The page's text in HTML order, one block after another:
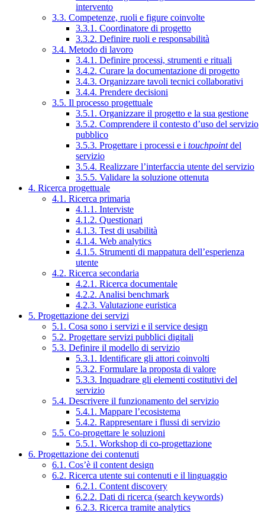
intervento
3.3. Competenze, ruoli e figure coinvolte
3.3.1. Coordinatore di progetto
3.3.2. Definire ruoli e responsabilità
3.4. Metodo di lavoro
3.4.1. Definire processi, strumenti e rituali
3.4.2. Curare la documentazione di progetto
3.4.3. Organizzare tavoli tecnici collaborativi
3.4.4. Prendere decisioni
3.5. Il processo progettuale
3.5.1. Organizzare il progetto e la sua gestione
3.5.2. Comprendere il contesto d’uso del servizio
pubblico
3.5.3. Progettare i processi e i touchpointdel
servizio
3.5.4. Realizzare l’interfaccia utente del servizio
3.5.5. Validare la soluzione ottenuta
4. Ricerca progettuale
4.1. Ricerca primaria
4.1.1. Interviste
4.1.2. Questionari
4.1.3. Test di usabilità
4.1.4. Web analytics
4.1.5. Strumenti di mappatura dell’esperienza
utente
4.2. Ricerca secondaria
4.2.1. Ricerca documentale
4.2.2. Analisi benchmark
4.2.3. Valutazione euristica
5. Progettazione dei servizi
5.1. Cosa sono i servizi e il service design
5.2. Progettare servizi pubblici digitali
5.3. Definire il modello di servizio
5.3.1. Identificare gli attori coinvolti
5.3.2. Formulare la proposta di valore
5.3.3. Inquadrare gli elementi costitutivi del
servizio
5.4. Descrivere il funzionamento del servizio
5.4.1. Mappare l’ecosistema
5.4.2. Rappresentare i flussi di servizio
5.5. Co-progettare le soluzioni
5.5.1. Workshop di co-progettazione
6. Progettazione dei contenuti
6.1. Cos’è il content design
6.2. Ricerca utente sui contenuti e il linguaggio
6.2.1. Content discovery
6.2.2. Dati di ricerca (search keywords)
6.2.3. Ricerca tramite analytics